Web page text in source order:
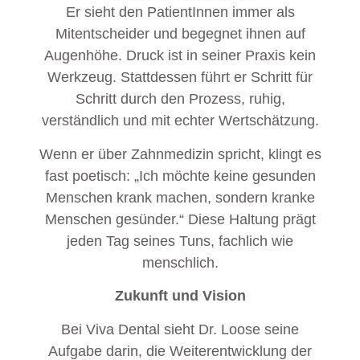
Er sieht den PatientInnen immer als
Mitentscheider und begegnet ihnen auf
Augenhöhe. Druck ist in seiner Praxis kein
Werkzeug. Stattdessen führt er Schritt für
Schritt durch den Prozess, ruhig,
verständlich und mit echter Wertschätzung.
Wenn er über Zahnmedizin spricht, klingt es
fast poetisch: „Ich möchte keine gesunden
Menschen krank machen, sondern kranke
Menschen gesünder.“ Diese Haltung prägt
jeden Tag seines Tuns, fachlich wie
menschlich.
Zukunft und Vision
Bei Viva Dental sieht Dr. Loose seine
Aufgabe darin, die Weiterentwicklung der